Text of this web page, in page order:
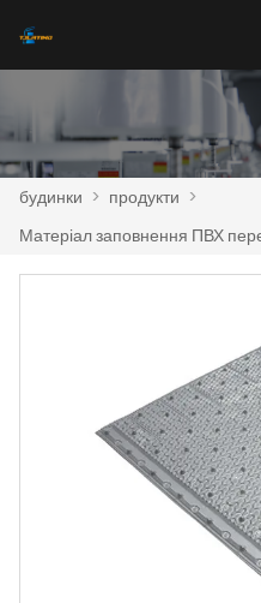
будинки > продукти >
Матеріал заповнення ПВХ